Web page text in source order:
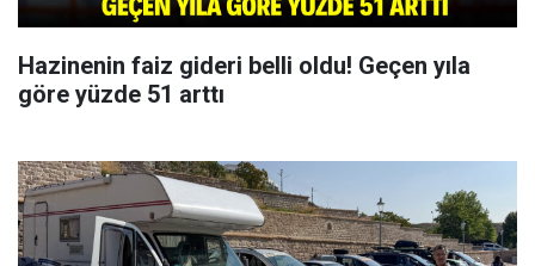
Hazinenin faiz gideri belli oldu! Geçen yıla
göre yüzde 51 arttı